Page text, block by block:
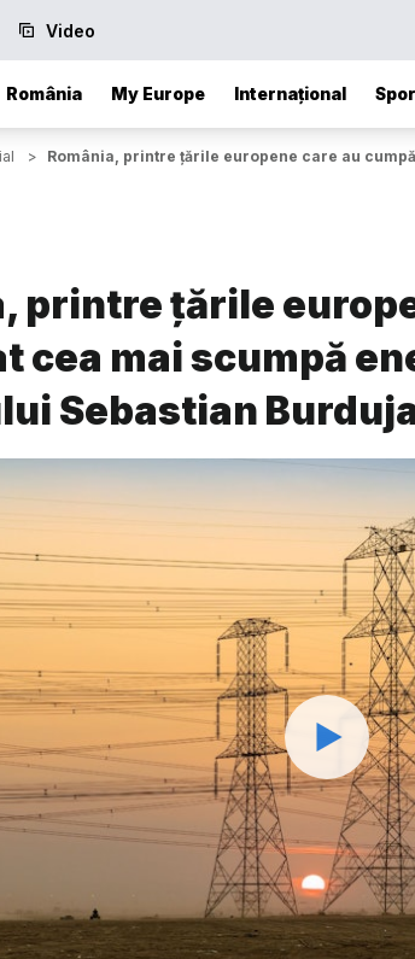
Video
România My Europe Internațional
> România, printre țările europene care au
printre țările
cea mai scumpă
Sebastian